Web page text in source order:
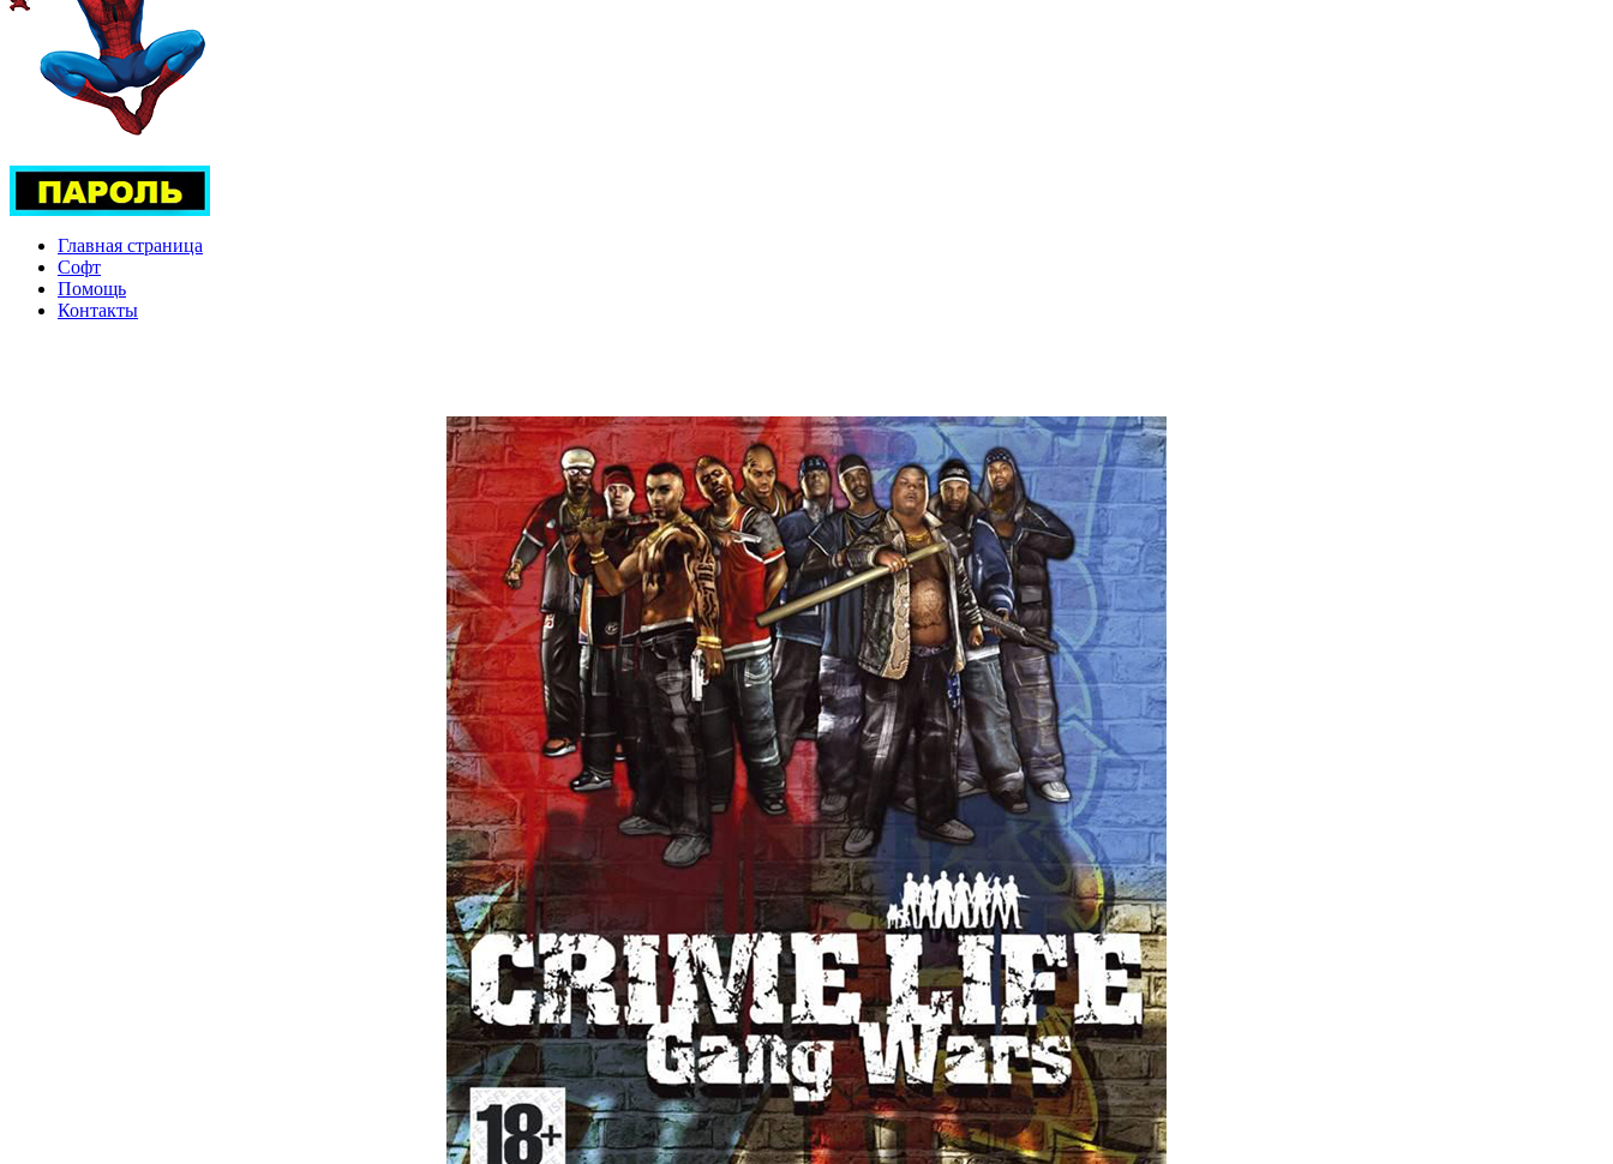
Главная страница
Софт
Помощь
Контакты